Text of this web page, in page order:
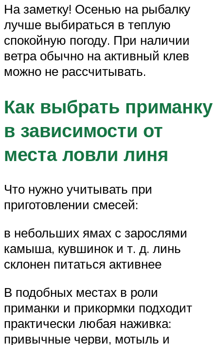
На заметку! Осенью на рыбалку
лучше выбираться в теплую
спокойную погоду. При наличии
ветра обычно на активный клев
можно не рассчитывать.
Как выбрать приманку
в зависимости от
места ловли линя
Что нужно учитывать при
приготовлении смесей:
в небольших ямах с зарослями
камыша, кувшинок и т. д. линь
склонен питаться активнее
В подобных местах в роли
приманки и прикормки подходит
практически любая наживка:
привычные черви, мотыль и